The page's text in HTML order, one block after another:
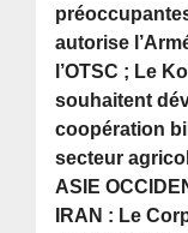
autorise
l’OTSC ; Le
souhaitent
coopération
secteur
ASIE
IRAN : Le